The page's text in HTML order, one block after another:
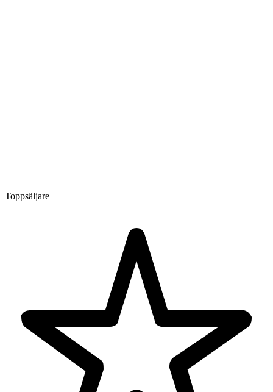
Toppsäljare